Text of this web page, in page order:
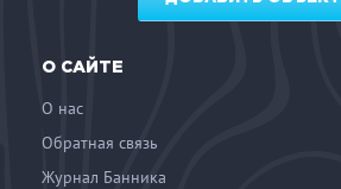
О САЙТЕ
О нас
Обратная связь
Журнал Банника